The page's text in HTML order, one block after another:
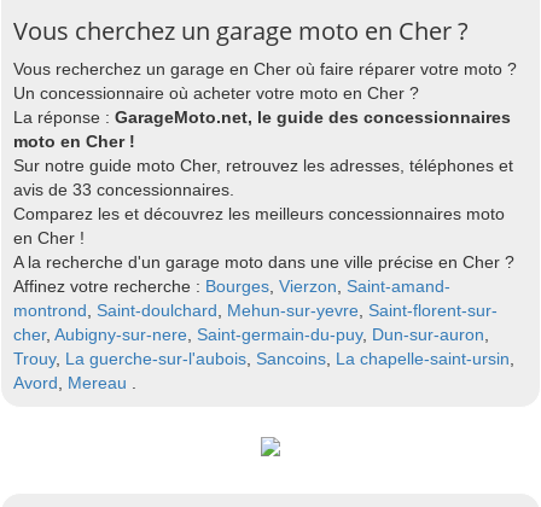
Vous cherchez un garage moto en Cher ?
Vous recherchez un garage en Cher où faire réparer votre moto ?
Un concessionnaire où acheter votre moto en Cher ?
La réponse : GarageMoto.net, le guide des concessionnaires
moto en Cher !
Sur notre guide moto Cher, retrouvez les adresses, téléphones et
avis de 33 concessionnaires.
Comparez les et découvrez les meilleurs concessionnaires moto
en Cher !
A la recherche d'un garage moto dans une ville précise en Cher ?
Affinez votre recherche : Bourges, Vierzon, Saint-amand-
montrond, Saint-doulchard, Mehun-sur-yevre, Saint-florent-sur-
cher, Aubigny-sur-nere, Saint-germain-du-puy, Dun-sur-auron,
Trouy, La guerche-sur-l'aubois, Sancoins, La chapelle-saint-ursin,
Avord, Mereau .